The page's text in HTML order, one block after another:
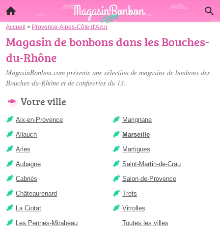
Accueil > Provence-Alpes-Côte d'Azur
Magasin de bonbons dans les Bouches-
du-Rhône
MagasinBonbon.com présente une sélection de magasins de bonbons des
Bouches-du-Rhône et de confiseries du 13.
Votre ville
Aix-en-Provence
Allauch
Arles
Aubagne
Cabriès
Châteaurenard
La Ciotat
Les Pennes-Mirabeau
Marignane
Marseille
Martigues
Saint-Martin-de-Crau
Salon-de-Provence
Trets
Vitrolles
Toutes les villes